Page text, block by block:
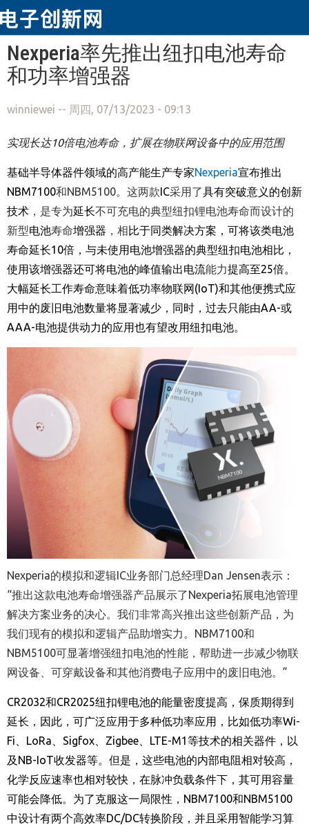
跳转到主要内容
Nexperia率先推出纽扣电池寿命
和功率增强器
winniewei -- 周四, 07/13/2023 - 09:13
实现长达10倍电池寿命，扩展在物联网设备中的应用范围
基础半导体器件领域的高产能生产专家Nexperia宣布推出
NBM7100和NBM5100。这两款IC采用了具有突破意义的创新
技术 ，是专为延长不可充电的典型纽扣锂电池寿命而设计的
新型电池寿命增强器 ，相比于同类解决方案，可将该类电池
寿命延长10倍，与未使用电池增强器的典型纽扣电池相比，
使用该增强器还可将电池的峰值输出电流能力提高至25倍。
大幅延长工作寿命意味着低功率物联网(IoT)和其他便携式应
用中的废旧电池数量将显著减少，同时，过去只能由AA-或
AAA-电池提供动力的应用也有望改用纽扣电池。
Nexperia的模拟和逻辑IC业务部门总经理Dan Jensen表示：
“推出这款电池寿命增强器产品展示了Nexperia拓展电池管理
解决方案业务的决心。我们非常高兴推出这些创新产品，为
我们现有的模拟和逻辑产品助增实力。NBM7100和
NBM5100可显著增强纽扣电池的性能，帮助进一步减少物联
网设备、可穿戴设备和其他消费电子应用中的废旧电池。”
CR2032和CR2025纽扣锂电池的能量密度提高，保质期得到
延长，因此，可广泛应用于多种低功率应用，比如低功率Wi-
Fi
LoRa Sigfox Zigbee LTE-M1等技术的相关器件，以
及 NB-IoT收发器等。但是，这些电池的内部电阻相对较高，
化学反应速率也相对较快，在脉冲负载条件下，其可用容量
可能会降低。为了克服这一局限性， NBM7100和NBM5100
中设计有两个高效率DC/DC转换阶段，并且采用智能学习算